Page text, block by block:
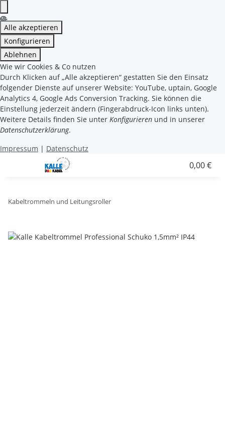
Alle akzeptieren
Konfigurieren
Ablehnen
Wie wir Cookies & Co nutzen
Durch Klicken auf „Alle akzeptieren“ gestatten Sie den Einsatz
folgender Dienste auf unserer Website: YouTube, uptain, Google
Analytics 4, Google Ads Conversion Tracking. Sie können die
Einstellung jederzeit ändern (Fingerabdruck-Icon links unten).
Weitere Details finden Sie unter Konfigurieren und in unserer
Datenschutzerklärung.
Impressum | Datenschutz
0,00 €
Kabeltrommeln und Leitungsroller